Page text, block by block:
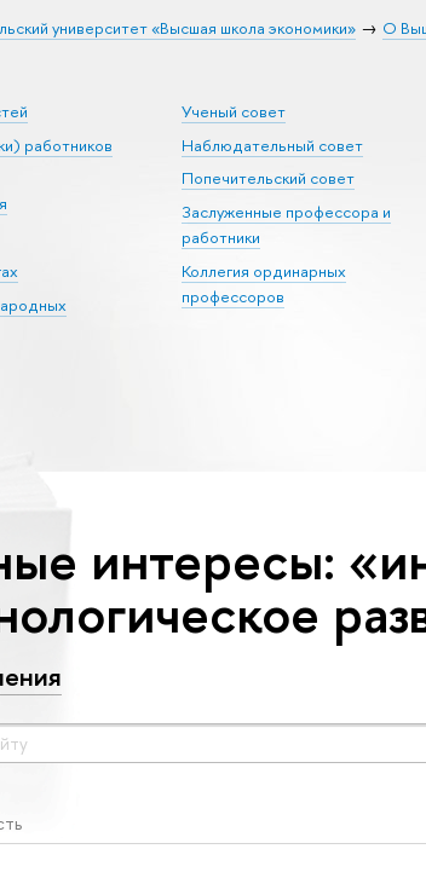
университет «Высшая школа экономики» О
работников
Ученый совет
Наблюдательный совет
Попечительский совет
Заслуженные профессора и
работники
Коллегия ординарных
профессоров
интересы: